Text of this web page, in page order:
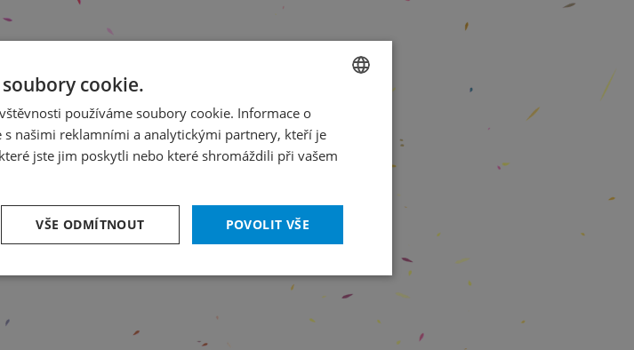
ENGLISH
cookie.
používáme soubory cookie. Informace o
našimi reklamními a analytickými partnery, kteří je
jste jim poskytli nebo které shromáždili při vašem
POVOLIT VŠE
VŠE ODMÍTNOUT